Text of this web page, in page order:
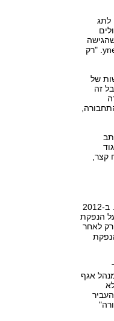
לתג
אישה הנזקקת להליכון ומחוברת לחמצן 24 שעות ביממה", היא מספרת ל-ynet. "רק
של
זה
קצר,
ראוי להזכיר כי בעבר הועלו נגד המשרד טענות דומות, אשר התבררו כנכונות. ב-2012
הנפקת
רק לאחר
סגן מנהל אגף